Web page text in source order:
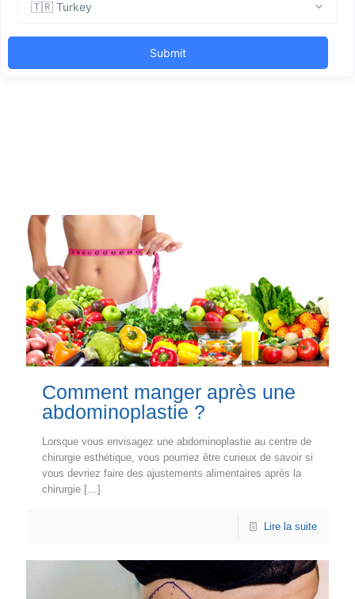
Comment manger après une
abdominoplastie ?
Lorsque vous envisagez une abdominoplastie au centre de
chirurgie esthétique, vous pourriez être curieux de savoir si
vous devriez faire des ajustements alimentaires après la
chirurgie […]
Lire la suite